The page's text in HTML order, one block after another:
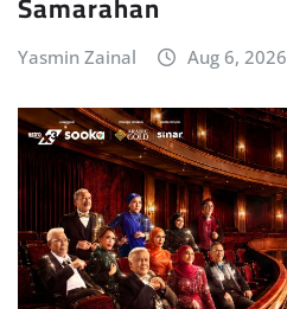
Yasmin Zainal Aug 6, 2026